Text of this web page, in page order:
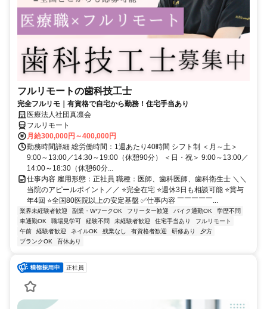
フルリモートの歯科技工士
完全フルリモ｜有資格で自宅から勤務！住宅手当あり
医療法人社団真凛会
フルリモート
月給300,000円～400,000円
勤務時間詳細 総労働時間：1週あたり40時間 シフト制 ＜月～土＞
9:00～13:00／14:30～19:00（休憩90分） ＜日・祝＞ 9:00～13:00／
14:00～18:30（休憩60分...
仕事内容 雇用形態：正社員 職種：医師、歯科医師、歯科衛生士 ＼＼
当院のアピールポイント／／ ⭐完全在宅 ⭐週休3日も相談可能 ⭐賞与
年4回 ⭐全国80医院以上の安定基盤 ✅仕事内容 ￣￣￣￣￣...
業界未経験者歓迎 副業・WワークOK フリーター歓迎 バイク通勤OK
学歴不問
車通勤OK
職場見学可 経験不問 未経験者歓迎 住宅手当あり
フルリモート
午前
経験者歓迎 ネイルOK 残業なし 有資格者歓迎 研修あり
夕方
ブランクOK
育休あり
正社員